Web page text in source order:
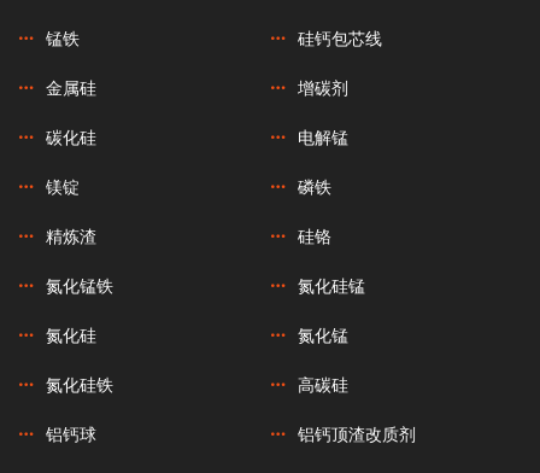
锰铁 硅钙包芯线
金属硅 增碳剂
碳化硅 电解锰
镁锭 磷铁
精炼渣 硅铬
氮化锰铁 氮化硅锰
氮化硅 氮化锰
氮化硅铁 高碳硅
铝钙球 铝钙顶渣改质剂